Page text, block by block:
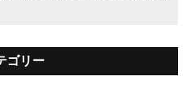
ゴリー